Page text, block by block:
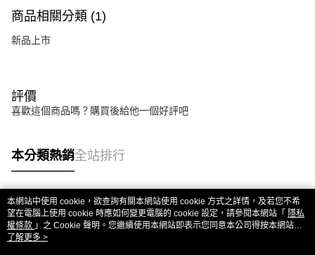
商品相關分類 (1)
新品上市
評價
喜歡這個商品嗎？購買後給他一個好評吧
本分類熱銷全站排行
熱門標籤
本網站中使用 cookie，欲查詢有關本網站使用 cookie 方式之詳情，及若您不希
望在電腦上使用 cookie 時應如何變更電腦的 cookie 設定，請參閱本網站「 隱私
權條款 」之 Cookie 聲明。您繼續使用本網站即表示您同意本公司得按本網站使
用條款之 Cookie 聲明使用 cookie。
了解更多 >